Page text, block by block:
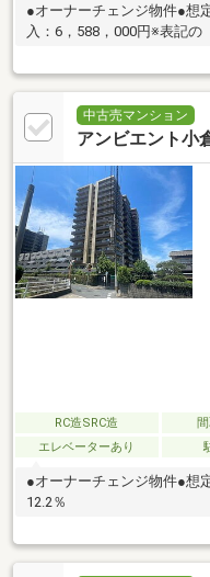
●オーナーチェンジ物件●想
入：6，588，000円※表記の
中古売マンション
アンビエント小
RC造SRC造
エレベーターあり
●オーナーチェンジ物件●想
12.2％